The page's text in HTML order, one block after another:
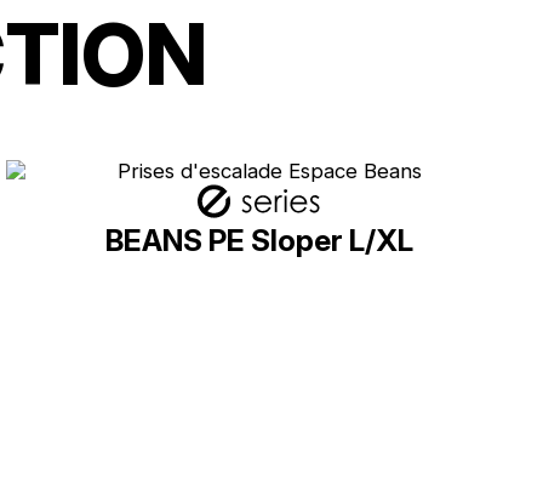
BEANS PE Sloper L/XL